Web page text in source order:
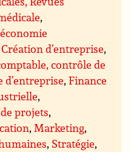
,
Création d’entreprise,
contrôle de
d’entreprise,Finance
,
projets,
, Marketing,
, Stratégie,